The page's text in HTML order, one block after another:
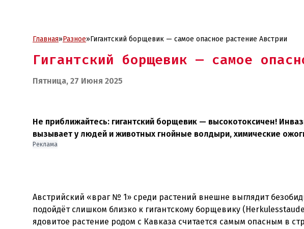
Главная»Разное»Гигантский борщевик — самое опасное растение Австрии
Гигантский борщевик — самое
Пятница, 27 Июня 2025
Не приближайтесь: гигантский борщевик — высокотоксичен!
вызывает у людей и животных гнойные волдыри, химические
Реклама
Австрийский «враг № 1» среди растений внешне выглядит
подойдёт слишком близко к гигантскому борщевику
ядовитое растение родом с Кавказа считается самым опасным в